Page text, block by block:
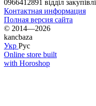
0966412891 відділ закупівлі
Контактная информация
Полная версия сайта
© 2014—2026
kancbaza
Укр Рус
Online store built
with Horoshop